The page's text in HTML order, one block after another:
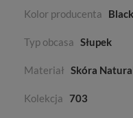
Kolor producenta
Typ obcasa Słupek
Materiał Skóra
Kolekcja 703